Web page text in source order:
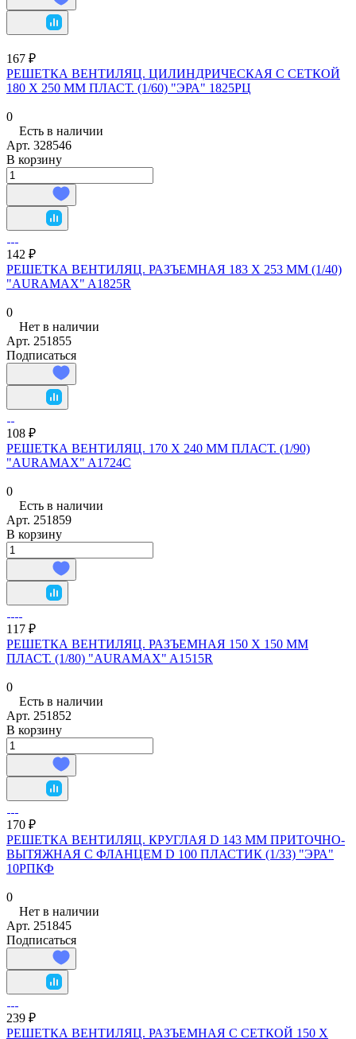
167 ₽
РЕШЕТКА ВЕНТИЛЯЦ. ЦИЛИНДРИЧЕСКАЯ С СЕТКОЙ
180 Х 250 ММ ПЛАСТ. (1/60) "ЭРА" 1825РЦ
0
Есть в наличии
Арт. 328546
В корзину
142 ₽
РЕШЕТКА ВЕНТИЛЯЦ. РАЗЪЕМНАЯ 183 Х 253 ММ (1/40)
"AURAMAX" A1825R
0
Нет в наличии
Арт. 251855
Подписаться
108 ₽
РЕШЕТКА ВЕНТИЛЯЦ. 170 Х 240 ММ ПЛАСТ. (1/90)
"AURAMAX" A1724C
0
Есть в наличии
Арт. 251859
В корзину
117 ₽
РЕШЕТКА ВЕНТИЛЯЦ. РАЗЪЕМНАЯ 150 Х 150 ММ
ПЛАСТ. (1/80) "AURAMAX" A1515R
0
Есть в наличии
Арт. 251852
В корзину
170 ₽
РЕШЕТКА ВЕНТИЛЯЦ. КРУГЛАЯ D 143 ММ ПРИТОЧНО-
ВЫТЯЖНАЯ С ФЛАНЦЕМ D 100 ПЛАСТИК (1/33) "ЭРА"
10РПКФ
0
Нет в наличии
Арт. 251845
Подписаться
239 ₽
РЕШЕТКА ВЕНТИЛЯЦ. РАЗЪЕМНАЯ С СЕТКОЙ 150 Х